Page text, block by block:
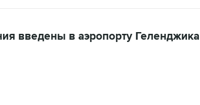
введены в аэропорту Геленджика